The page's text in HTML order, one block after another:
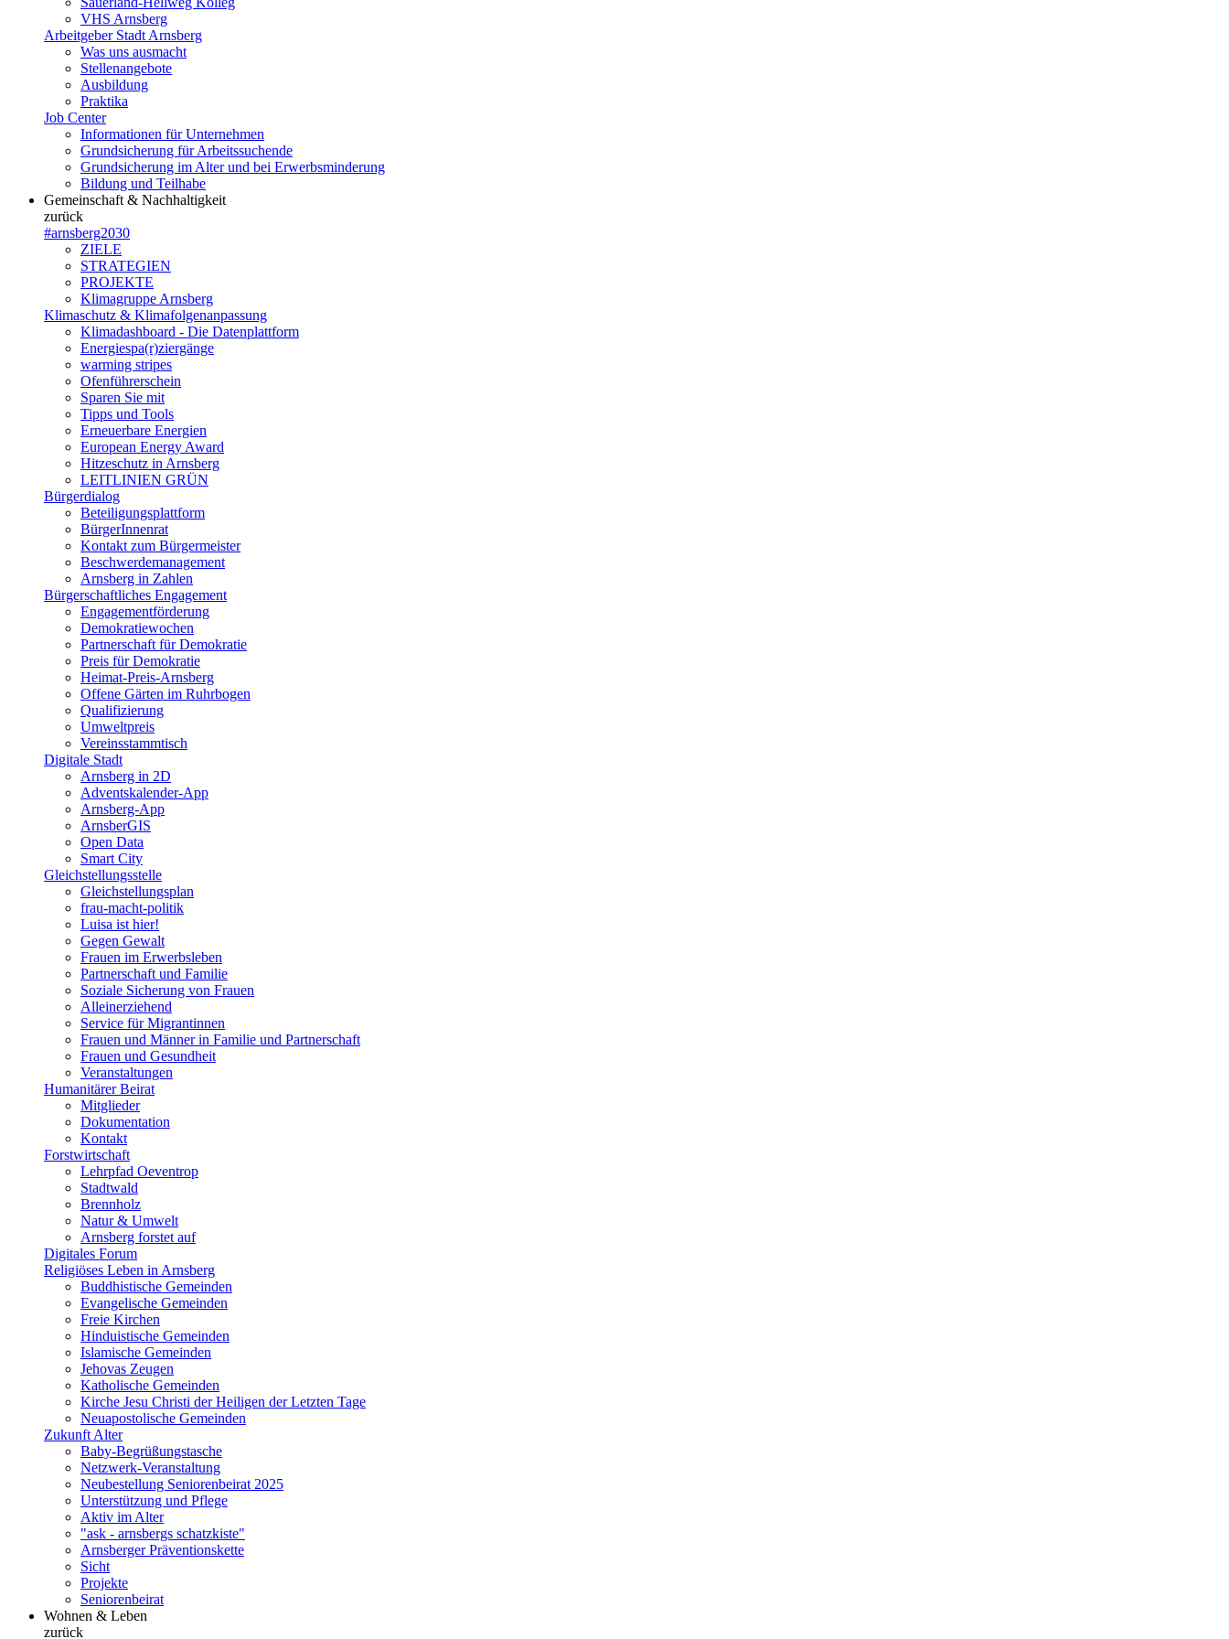
VHS Arnsberg
Arbeitgeber Stadt Arnsberg
Was uns ausmacht
Stellenangebote
Ausbildung
Praktika
Job Center
Informationen für Unternehmen
Grundsicherung für Arbeitssuchende
Grundsicherung im Alter und bei Erwerbsminderung
Bildung und Teilhabe
Gemeinschaft & Nachhaltigkeit
zurück
#arnsberg2030
ZIELE
STRATEGIEN
PROJEKTE
Klimagruppe Arnsberg
Klimaschutz & Klimafolgenanpassung
Klimadashboard - Die Datenplattform
Energiespa(r)ziergänge
warming stripes
Ofenführerschein
Sparen Sie mit
Tipps und Tools
Erneuerbare Energien
European Energy Award
Hitzeschutz in Arnsberg
LEITLINIEN GRÜN
Bürgerdialog
Beteiligungsplattform
BürgerInnenrat
Kontakt zum Bürgermeister
Beschwerdemanagement
Arnsberg in Zahlen
Bürgerschaftliches Engagement
Engagementförderung
Demokratiewochen
Partnerschaft für Demokratie
Preis für Demokratie
Heimat-Preis-Arnsberg
Offene Gärten im Ruhrbogen
Qualifizierung
Umweltpreis
Vereinsstammtisch
Digitale Stadt
Arnsberg in 2D
Adventskalender-App
Arnsberg-App
ArnsberGIS
Open Data
Smart City
Gleichstellungsstelle
Gleichstellungsplan
frau-macht-politik
Luisa ist hier!
Gegen Gewalt
Frauen im Erwerbsleben
Partnerschaft und Familie
Soziale Sicherung von Frauen
Alleinerziehend
Service für Migrantinnen
Frauen und Männer in Familie und Partnerschaft
Frauen und Gesundheit
Veranstaltungen
Humanitärer Beirat
Mitglieder
Dokumentation
Kontakt
Forstwirtschaft
Lehrpfad Oeventrop
Stadtwald
Brennholz
Natur & Umwelt
Arnsberg forstet auf
Digitales Forum
Religiöses Leben in Arnsberg
Buddhistische Gemeinden
Evangelische Gemeinden
Freie Kirchen
Hinduistische Gemeinden
Islamische Gemeinden
Jehovas Zeugen
Katholische Gemeinden
Kirche Jesu Christi der Heiligen der Letzten Tage
Neuapostolische Gemeinden
Zukunft Alter
Baby-Begrüßungstasche
Netzwerk-Veranstaltung
Neubestellung Seniorenbeirat 2025
Unterstützung und Pflege
Aktiv im Alter
"ask - arnsbergs schatzkiste"
Arnsberger Präventionskette
Sicht
Projekte
Seniorenbeirat
Wohnen & Leben
zurück